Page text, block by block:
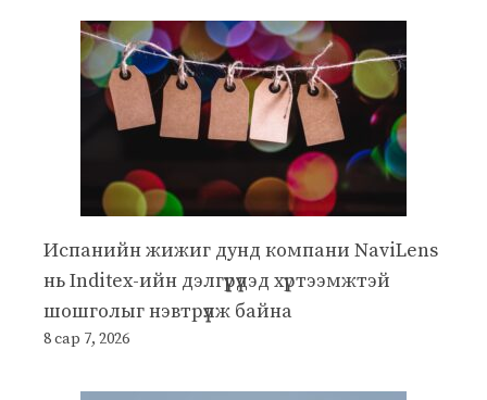
Испанийн жижиг дунд компани NaviLens
нь Inditex-ийн дэлгүүрүүдэд хүртээмжтэй
шошголыг нэвтрүүлж байна
8 сар 7, 2026